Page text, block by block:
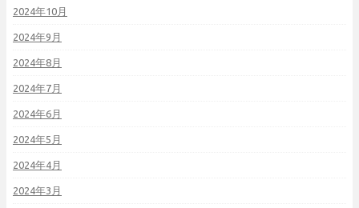
2024年10月
2024年9月
2024年8月
2024年7月
2024年6月
2024年5月
2024年4月
2024年3月